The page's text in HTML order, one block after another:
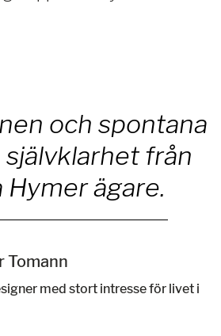
och spontana
självklarhet från
Hymer ägare.
Tomann
med stort intresse för livet i